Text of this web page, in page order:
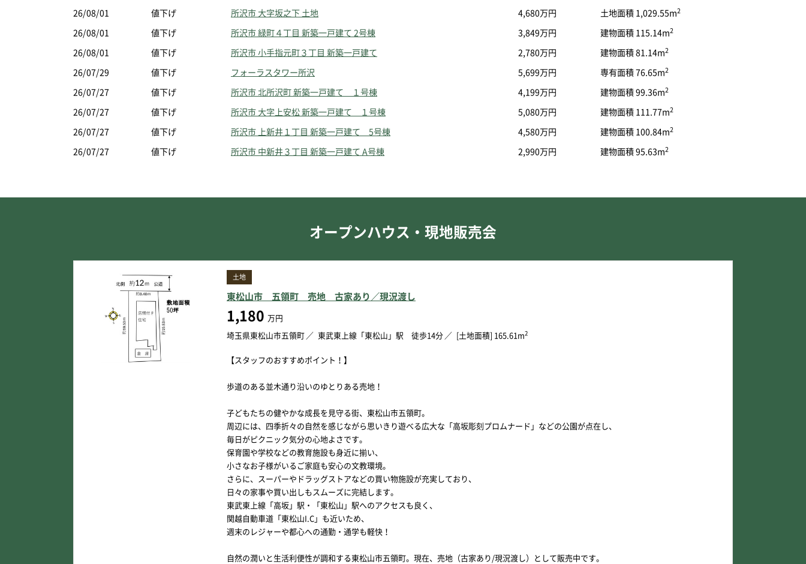
26/08/01 値下げ 所沢市 大字坂之下 土地 4,680万円 土地面積 1,029.55m2
26/08/01 値下げ 所沢市 緑町４丁目 新築一戸建て 2号棟 3,849万円 建物面積 115.14m2
26/08/01 値下げ 所沢市 小手指元町３丁目 新築一戸建て 2,780万円 建物面積 81.14m2
26/07/29 値下げ フォーラスタワー所沢 5,699万円 専有面積 76.65m2
26/07/27 値下げ 所沢市 北所沢町 新築一戸建て １号棟 4,199万円 建物面積 99.36m2
26/07/27 値下げ 所沢市 大字上安松 新築一戸建て １号棟 5,080万円 建物面積 111.77m2
26/07/27 値下げ 所沢市 上新井１丁目 新築一戸建て 5号棟 4,580万円 建物面積 100.84m2
26/07/27 値下げ 所沢市 中新井３丁目 新築一戸建て A号棟 2,990万円 建物面積 95.63m2
オープンハウス・現地販売会
土地
東松山市 五領町 売地 古家あり／現況渡し
1,180 万円
埼玉県東松山市五領町
東武東上線「東松山」駅 徒歩14分 [土地面積] 165.61m2
【スタッフのおすすめポイント！】
歩道のある並木通り沿いのゆとりある売地！
子どもたちの健やかな成長を見守る街、東松山市五領町。
周辺には、四季折々の自然を感じながら思いきり遊べる広大な「高坂彫刻プロムナード」などの公園が点在し、
毎日がピクニック気分の心地よさです。
保育園や学校などの教育施設も身近に揃い、
小さなお子様がいるご家庭も安心の文教環境。
さらに、スーパーやドラッグストアなどの買い物施設が充実しており、
日々の家事や買い出しもスムーズに完結します。
東武東上線「高坂」駅・「東松山」駅へのアクセスも良く、
関越自動車道「東松山I.C」も近いため、
週末のレジャーや都心への通勤・通学も軽快！
自然の潤いと生活利便性が調和する東松山市五領町。現在、売地（古家あり/現況渡し）として販売中です。